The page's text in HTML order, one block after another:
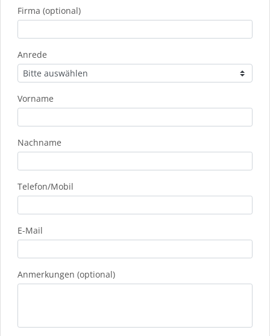
Firma (optional)
Anrede
Vorname
Nachname
Telefon/Mobil
E-Mail
Anmerkungen (optional)